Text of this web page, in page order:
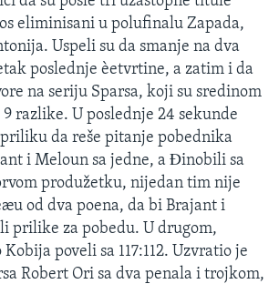
eliminisani u polufinalu Zapada,
Uspeli su da smanje na dva
poslednje èetvrtine, a zatim i da
na seriju Sparsa, koji su sredinom
razlike. U poslednje 24 sekunde
da reše pitanje pobednika
i Meloun sa jedne, a Ðinobili sa
produžetku, nijedan tim nije
od dva poena, da bi Brajant i
prilike za pobedu. U drugom,
poveli sa 117:112. Uzvratio je
Robert Ori sa dva penala i trojkom,